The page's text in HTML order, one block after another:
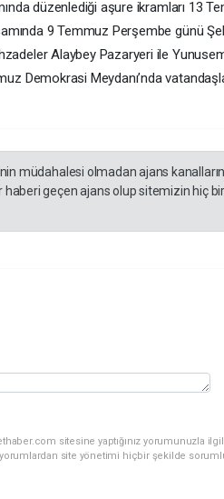
düzenlediği aşure ikramları 13
9 Temmuz Perşembe günü
Alaybey Pazaryeri ile
Demokrasi Meydanı’nda
müdahalesi olmadan ajans
geçen ajans olup sitemizin hiç
sitesine yaptığınız yorumunuzla
site yönetimi hiçbir şekilde